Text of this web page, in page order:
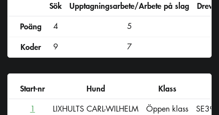
Sök Upptagningsarbete/Arbete på slag
Poäng
4 5
Koder
9 7
Start-nr Hund Klass
1
LIXHULTS CARL-WILHELM Öppen klass